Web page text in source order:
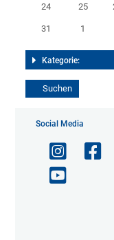
24 25
31 1
Kategorie:
Social Media